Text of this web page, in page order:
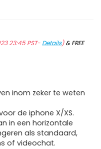
23:45 PST- Details)&FREE
inom zeker te weten
de iphone X/XS.
in een horizontale
als standaard,
of videochat.